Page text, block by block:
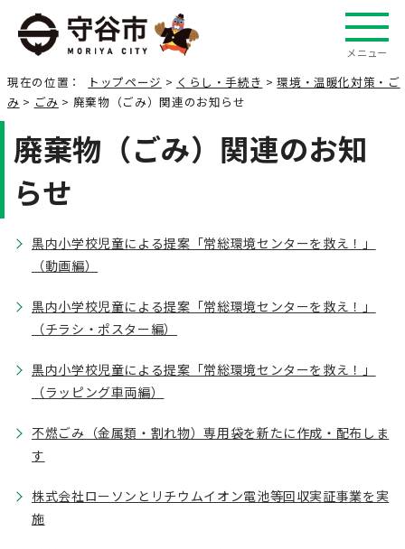
メニュー
現在の位置： トップページ > くらし・手続き >環境・温暖化対策・ご
み > ごみ > 廃棄物（ごみ）関連のお知らせ
廃棄物（ごみ）関連のお知
らせ
黒内小学校児童による提案「常総環境センターを救え！」
（動画編）
黒内小学校児童による提案「常総環境センターを救え！」
（チラシ・ポスター編）
黒内小学校児童による提案「常総環境センターを救え！」
（ラッピング車両編）
不燃ごみ（金属類・割れ物）専用袋を新たに作成・配布しま
す
株式会社ローソンとリチウムイオン電池等回収実証事業を実
施